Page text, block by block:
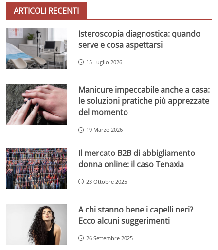
ARTICOLI RECENTI
Isteroscopia diagnostica: quando
serve e cosa aspettarsi
15 Luglio 2026
Manicure impeccabile anche a casa:
le soluzioni pratiche più apprezzate
del momento
19 Marzo 2026
Il mercato B2B di abbigliamento
donna online: il caso Tenaxia
23 Ottobre 2025
A chi stanno bene i capelli neri?
Ecco alcuni suggerimenti
26 Settembre 2025